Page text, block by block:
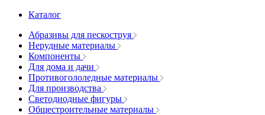
Каталог
Абразивы для пескоструя
Нерудные материалы
Компоненты
Для дома и дачи
Противогололедные материалы
Для производства
Светодиодные фигуры
Общестроительные материалы